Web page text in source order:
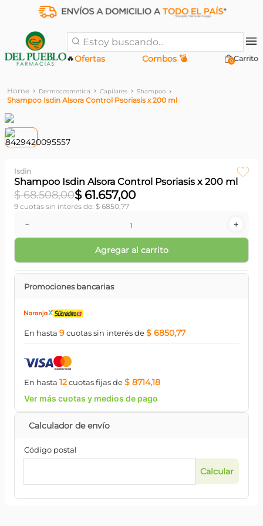
Estoy buscando...
Ofertas
🔥 Combos 💣 0
Dermocosmetica Capilares Shampoo
Shampoo Isdin Alsora Control Psoriasis x 200 ml
Isdin
Shampoo Isdin Alsora Control Psoriasis x 200 ml
$ 68.508,00$ 61.657,00
9 cuotas sin interés de: $ 6850,77
＋
－
Agregar al carrito
Promociones bancarias
En hasta 9cuotassin interésde$ 6850,77
En hasta 12cuotasfijasde$ 8714,18
Ver más cuotas y medios de pago
Código postal